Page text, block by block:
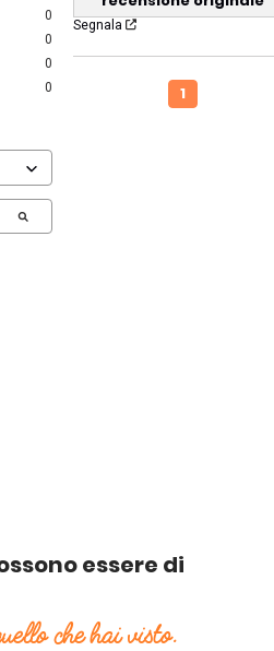
0
0
0
0
Segnala
1
essere di
che hai visto.